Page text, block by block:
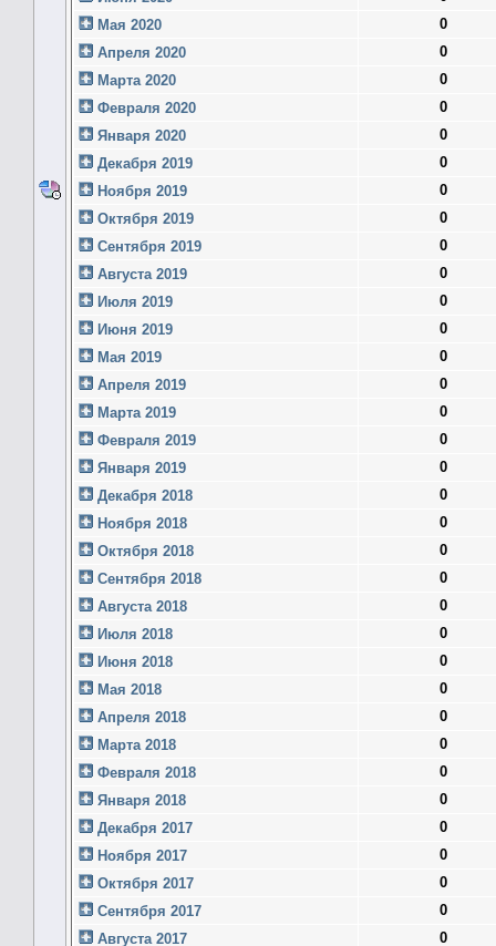
Мая 2020
0
Апреля 2020
0
Марта 2020
0
Февраля 2020
0
Января 2020
0
Декабря 2019
0
Ноября 2019
0
Октября 2019
0
Сентября 2019
0
Августа 2019
0
Июля 2019
0
Июня 2019
0
Мая 2019
0
Апреля 2019
0
Марта 2019
0
Февраля 2019
0
Января 2019
0
Декабря 2018
0
Ноября 2018
0
Октября 2018
0
Сентября 2018
0
Августа 2018
0
Июля 2018
0
Июня 2018
0
Мая 2018
0
Апреля 2018
0
Марта 2018
0
Февраля 2018
0
Января 2018
0
Декабря 2017
0
Ноября 2017
0
Октября 2017
0
Сентября 2017
0
Августа 2017
0